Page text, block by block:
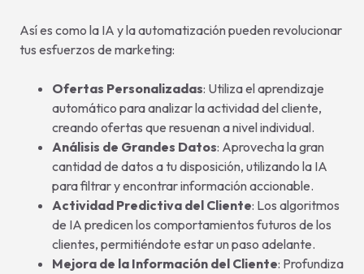
Así es como la IA y la automatización pueden revolucionar
tus esfuerzos de marketing:
Ofertas Personalizadas: Utiliza el aprendizaje
automático para analizar la actividad del cliente,
creando ofertas que resuenan a nivel individual.
Análisis de Grandes Datos: Aprovecha la gran
cantidad de datos a tu disposición, utilizando la IA
para filtrar y encontrar información accionable.
Actividad Predictiva del Cliente: Los algoritmos
de IA predicen los comportamientos futuros de los
clientes, permitiéndote estar un paso adelante.
Mejora de la Información del Cliente: Profundiza